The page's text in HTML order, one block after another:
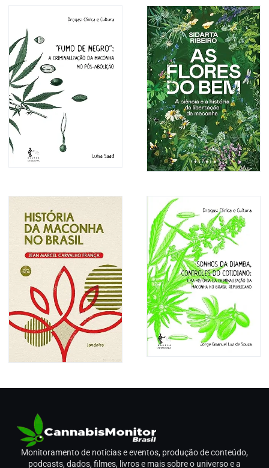
Monitoramento de notícias e eventos, produção de conteúdo,
podcasts, dados, filmes, livros e mais sobre o universo e a